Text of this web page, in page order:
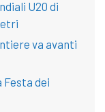
U20 di
va avanti
Festa dei